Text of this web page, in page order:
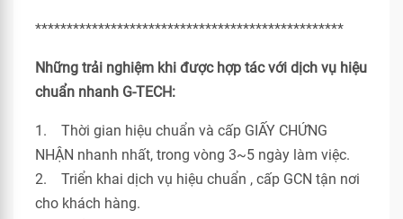
*************************************************
Những trải nghiệm khi được hợp tác với dịch vụ hiệu
chuẩn nhanh G-TECH:
1. Thời gian hiệu chuẩn và cấp GIẤY CHỨNG
NHẬN nhanh nhất, trong vòng 3~5 ngày làm việc.
2. Triển khai dịch vụ hiệu chuẩn , cấp GCN tận nơi
cho khách hàng.